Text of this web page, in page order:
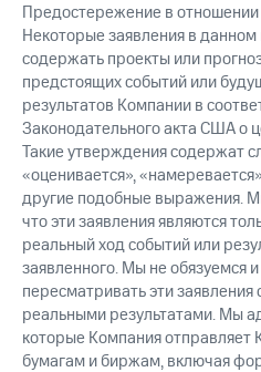
Предостережение в отношении
Некоторые заявления в
содержать проекты или
предстоящих событий или
результатов Компании в
Законодательного акта США о
Такие утверждения содержат
«оценивается»,
другие подобные выражения.
что эти заявления являются
реальный ход событий или
заявленного. Мы не обязуемся
пересматривать эти заявления
реальными результатами. Мы
которые Компания
бумагам и биржам, включая